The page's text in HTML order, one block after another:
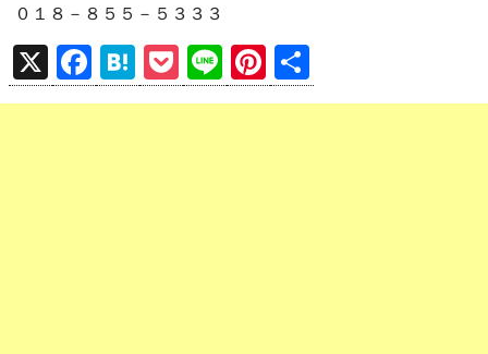
０１８－８５５－５３３３
X
F
a
H
at
P
o
Li
n
Pi
nt 有